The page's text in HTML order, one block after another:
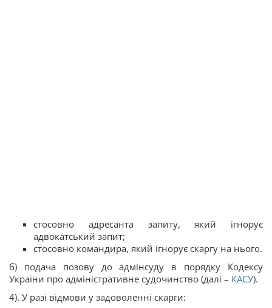
стосовно адресанта запиту, який ігнорує
адвокатський запит;
стосовно командира, який ігнорує скаргу на нього.
б) подача позову до адмінсуду в порядку Кодексу
України про адміністративне судочинство (далі – КАСУ).
4). У разі відмови у задоволенні скарги: